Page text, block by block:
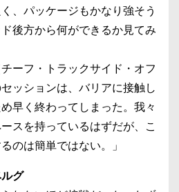
、パッケージもかなり強そう
後方から何ができるか見てみ
ーフ・トラックサイド・オフ
ッションは、バリアに接触し
早く終わってしまった。我々
スを持っているはずだが、こ
のは簡単ではない。」
グ